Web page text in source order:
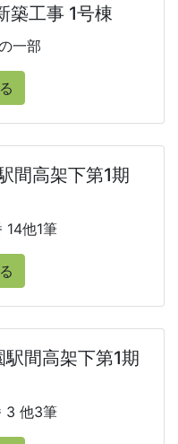
築工事 1号棟
一部
間高架下第1期
14他1筆
間高架下第1期
3 他3筆